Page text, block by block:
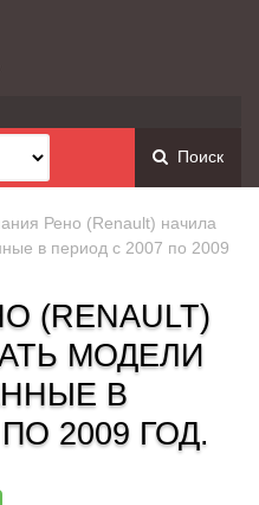
Поиск
Рено (Renault) начила
в период с 2007 по 2009
(RENAULT)
МОДЕЛИ
В
2009 ГОД.